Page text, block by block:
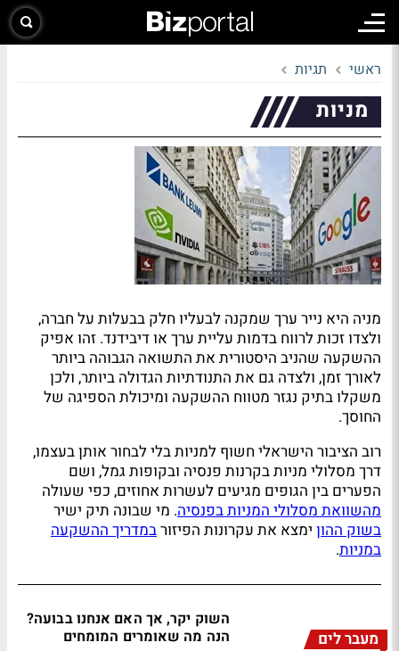
ראשי תגיות
מניות
מניה היא נייר ערך שמקנה לבעליו חלק בבעלות על חברה,
ולצדו זכות לרווח בדמות עליית ערך או דיבידנד. זהו אפיק
ההשקעה שהניב היסטורית את התשואה הגבוהה ביותר
לאורך זמן, ולצדה גם את התנודתיות הגדולה ביותר, ולכן
משקלו בתיק נגזר מטווח ההשקעה ומיכולת הספיגה של
החוסך.
רוב הציבור הישראלי חשוף למניות בלי לבחור אותן בעצמו,
דרך מסלולי מניות בקרנות פנסיה ובקופות גמל, ושם
הפערים בין הגופים מגיעים לעשרות אחוזים, כפי שעולה
מהשוואת מסלולי המניות בפנסיה. מי שבונה תיק ישיר
בשוק ההון ימצא את עקרונות הפיזורבמדריך ההשקעה
במניות.
מעבר לים
השוק יקר, אך האם אנחנו בבועה?
הנה מה שאומרים המומחים